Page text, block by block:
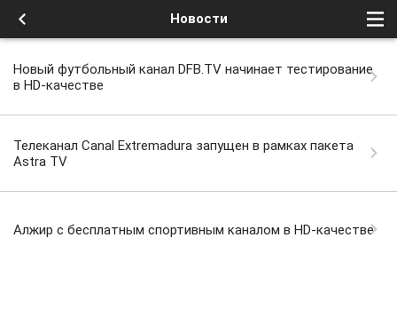
Новости
Новый футбольный канал DFB.TV начинает тестирование
в HD-качестве
Телеканал Canal Extremadura запущен в рамках пакета
Astra TV
Алжир с бесплатным спортивным каналом в HD-качестве